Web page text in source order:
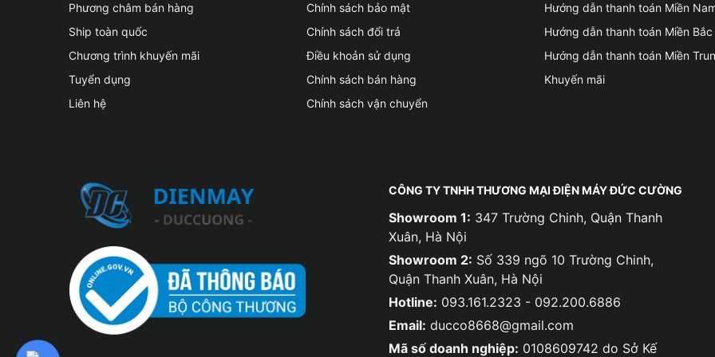
Phương châm bán hàng
Ship toàn quốc
Chương trình khuyến mãi
Tuyển dụng
Liên hệ
Chính sách bảo mật
Chính sách đổi trả
Điều khoản sử dụng
Chính sách bán hàng
Chính sách vận chuyển
Hướng dẫn thanh toán Miền
Hướng dẫn thanh toán Miền Bắc
Hướng dẫn thanh toán Miền
Khuyến mãi
CÔNG TY TNHH THƯƠNG MẠI ĐIỆN MÁY ĐỨC CƯỜNG
Showroom 1: 347 Trường Chinh, Quận Thanh
Xuân, Hà Nội
Showroom 2: Số 339 ngõ 10 Trường Chinh,
Quận Thanh Xuân, Hà Nội
Hotline: 093.161.2323 - 092.200.6886
Email: ducco8668@gmail.com
Mã số doanh nghiệp: 0108609742 do Sở Kế